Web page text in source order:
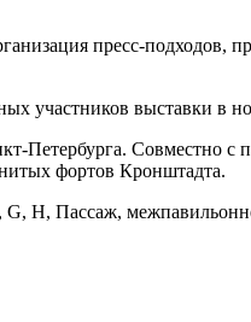
пресс-подходов,
участников выставки в
Петербурга. Совместно
фортов Кронштадта.
H, Пассаж,